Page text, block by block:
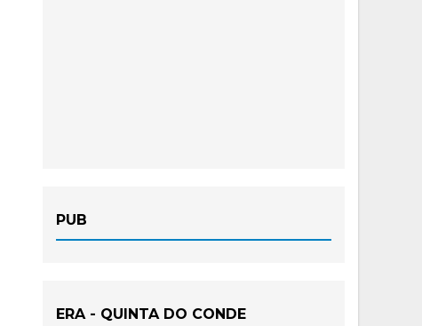
PUB
ERA - QUINTA DO CONDE